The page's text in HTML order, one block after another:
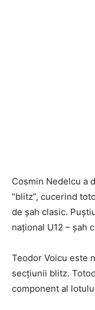
Cosmin Nedelcu a
“blitz”, cucerind
de şah clasic.
naţional U12 – şah
Teodor Voicu este
secţiunii blitz.
component al